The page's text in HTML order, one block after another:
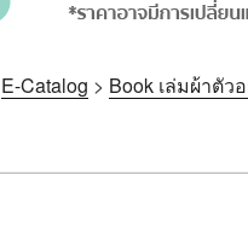
E-Catalog > Book เล่มผ้าตัว